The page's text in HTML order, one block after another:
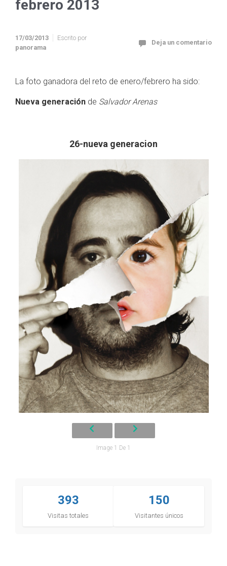
febrero 2013
17/03/2013
Escrito por
panorama
Deja un comentario
La foto ganadora del reto de enero/febrero ha sido:
Nueva generación de Salvador Arenas
26-nueva generacion
Image 1 De 1
393
Visitas totales
150
Visitantes únicos